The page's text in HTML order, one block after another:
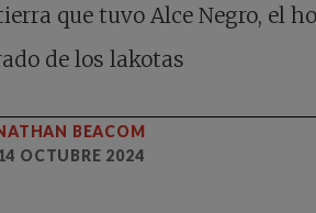
que tuvo Alce Negro, el
de los lakotas
BEACOM
OCTUBRE 2024